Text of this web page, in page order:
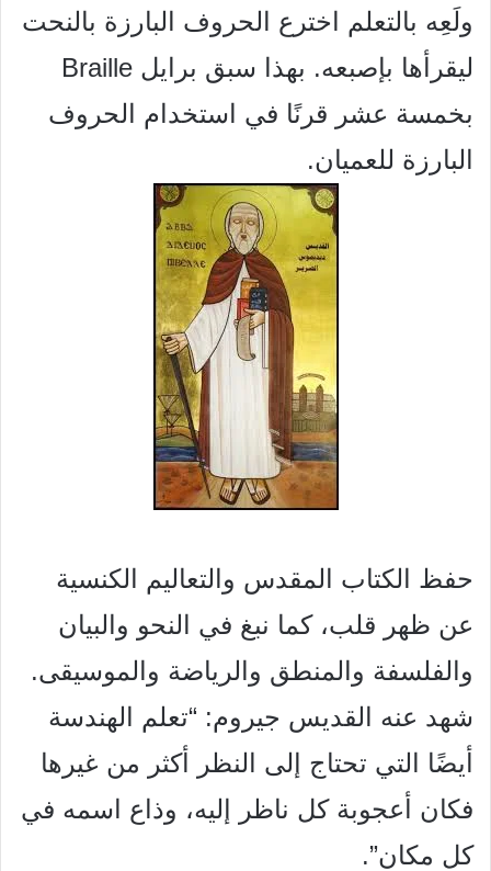
ولَعِه بالتعلم اخترع الحروف البارزة بالنحت
ليقرأها بإصبعه. بهذا سبق برايل Braille
بخمسة عشر قرنًا في استخدام الحروف
البارزة للعميان.
حفظ الكتاب المقدس والتعاليم الكنسية
عن ظهر قلب، كما نبغ في النحو والبيان
والفلسفة والمنطق والرياضة والموسيقى.
شهد عنه القديس جيروم: “تعلم الهندسة
أيضًا التي تحتاج إلى النظر أكثر من غيرها
فكان أعجوبة كل ناظر إليه، وذاع اسمه في
كل مكان”.